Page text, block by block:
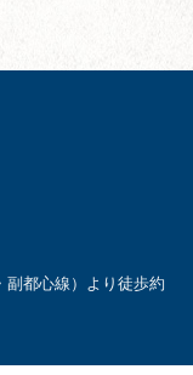
都心線）より徒歩約